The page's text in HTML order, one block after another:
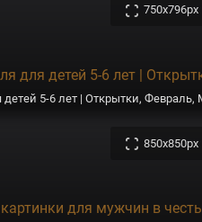
750x796px
850x850px